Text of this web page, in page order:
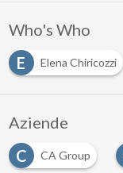
Who's Who
E Elena Chiricozzi
Aziende
C CA Group